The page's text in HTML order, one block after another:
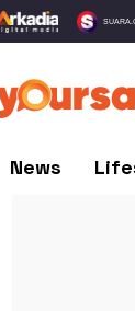
News